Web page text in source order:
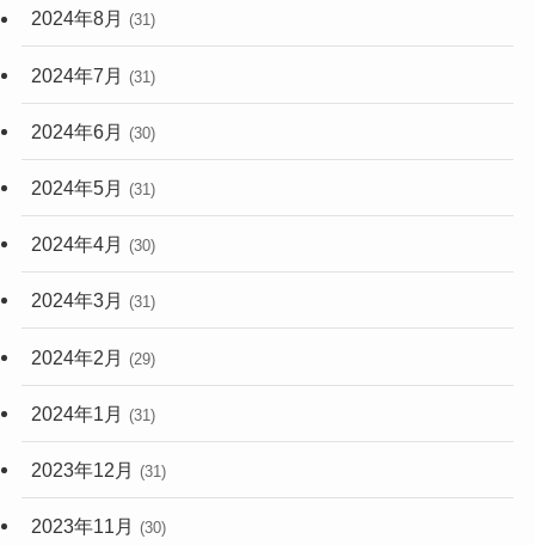
2024年8月 (31)
2024年7月 (31)
2024年6月 (30)
2024年5月 (31)
2024年4月 (30)
2024年3月 (31)
2024年2月 (29)
2024年1月 (31)
2023年12月 (31)
2023年11月 (30)